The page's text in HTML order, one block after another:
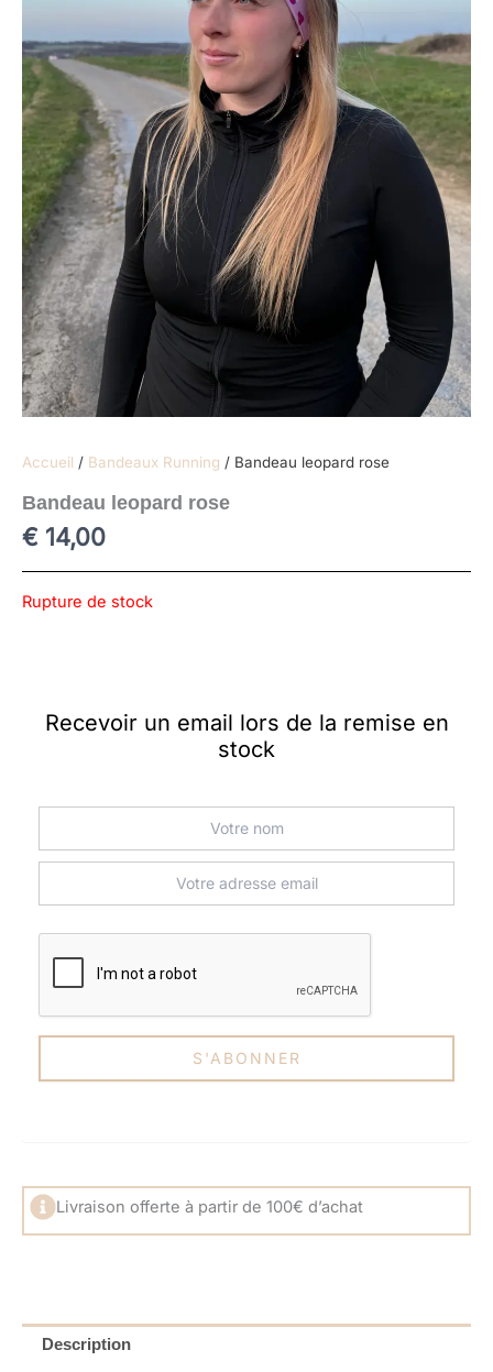
Accueil / Bandeaux Running / Bandeau leopard rose
Bandeau leopard rose
€ 14,00
Rupture de stock
Recevoir un email lors de la remise en
stock
Livraison offerte à partir de 100€ d’achat
Description